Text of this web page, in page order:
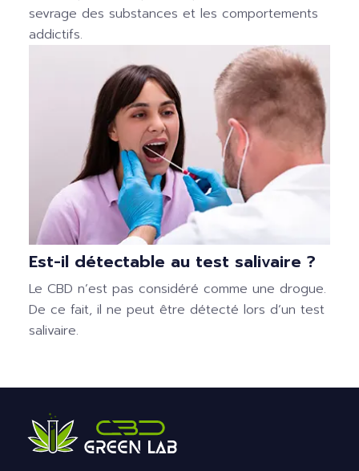
sevrage des substances et les comportements
addictifs.
Est-il détectable au test salivaire ?
Le CBD n’est pas considéré comme une drogue.
De ce fait, il ne peut être détecté lors d’un test
salivaire.